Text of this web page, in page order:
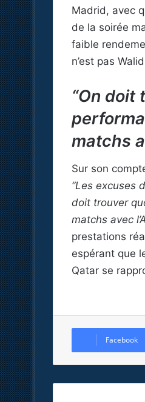
Madrid, avec
de la soirée
faible
n’est pas
“On doit
matchs
Sur son
“Les excuses
doit trouver
matchs avec
prestations
espérant que
Qatar se
Facebook